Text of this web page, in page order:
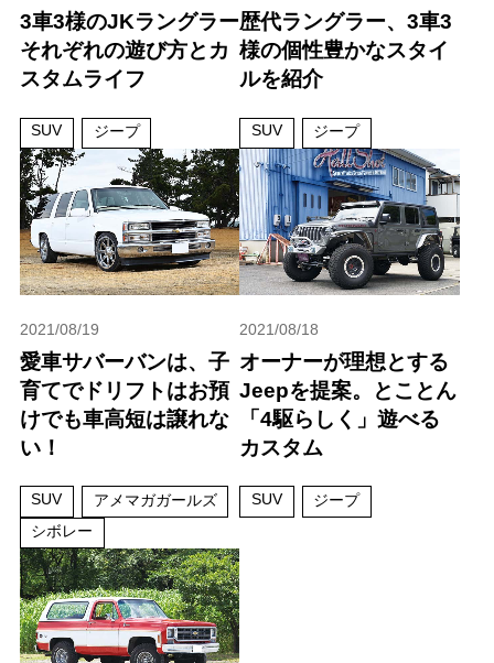
3車3様のJKラングラー
それぞれの遊び方とカ
スタムライフ
SUV ジープ
歴代ラングラー、3車3
様の個性豊かなスタイ
ルを紹介
SUV ジープ
2021/08/19
愛車サバーバンは、子
育てでドリフトはお預
けでも車高短は譲れな
い！
SUV
アメマガガールズ
シボレー
2021/08/18
オーナーが理想とする
Jeepを提案。とことん
「4駆らしく」遊べる
カスタム
SUV ジープ